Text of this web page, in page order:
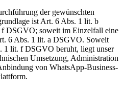
der gewünschten
ist Art. 6 Abs. 1 lit. b
DSGVO; soweit im Einzelfall eine
6 Abs. 1 lit. a DSGVO. Soweit
1 lit. f DSGVO beruht, liegt unser
Umsetzung, Administration
von WhatsApp-Business-